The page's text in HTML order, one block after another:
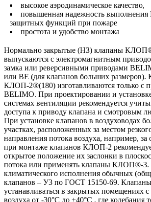
высокое аэродинамическое качество,
повышенная надежность
защитных функций при пожаре
простота и удобство монтажа
Нормально закрытые (НЗ) клапаны
выпускаются с электромагнитным
замка или реверсивными приводами
или BE (для клапанов больших размеров).
КЛОП-2®(180) изготавливаются только с
BELIMO. При проектировании и
системах вентиляции рекомендуется
доступа к приводу клапана и смотровым
При установке клапанов в воздуховодах
участках, расположенных за местом
направления потока воздуха, например, за
при монтаже клапанов КЛОП-2
открытое положение их заслонки в
потока или применять клапаны КЛОП®-
климатического исполнения обычных
клапанов – У3 по ГОСТ 15150-69.
устанавливаться в закрытых помещениях с
воздуха от -30°C до +40°С , где колебания